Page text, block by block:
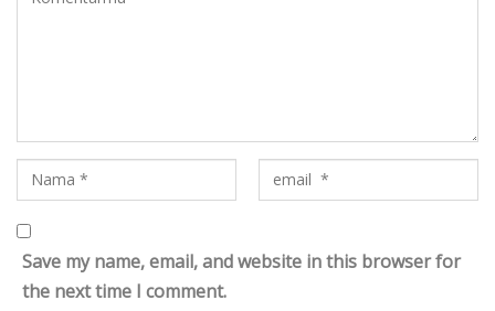
Save my name, email, and website in this browser for
the next time I comment.